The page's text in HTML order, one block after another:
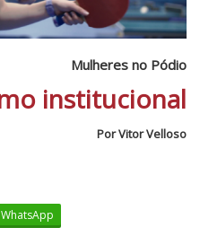
Mulheres no Pódio
institucional
Por Vitor Velloso
WhatsApp